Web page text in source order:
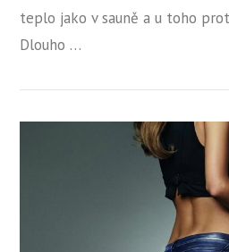
ZOBRAZIT
teplo jako v sauně a u toho
Dlouho …